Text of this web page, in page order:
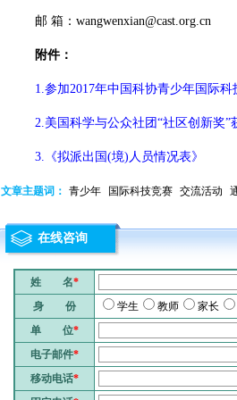
邮 箱：wangwenxian@cast.org.cn
附件：
1.参加2017年中国科协青少年国际
2.美国科学与公众社团“社区创新奖”
3.《拟派出国(境)人员情况表》
文章主题词： 青少年 国际科技竞赛 交流活动
在线咨询
姓 名*
身 份
学生 教师
家长
单 位*
电子邮件*
移动电话*